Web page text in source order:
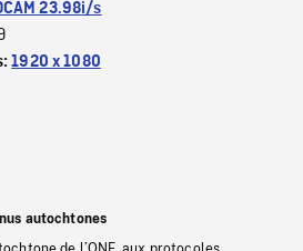
23.98i/s
1920 x 1080
autochtones